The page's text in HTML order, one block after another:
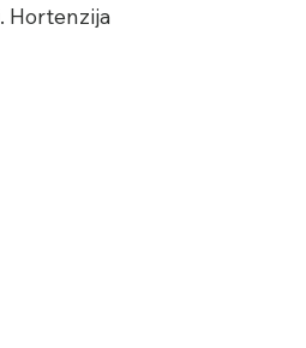
Hortenzija